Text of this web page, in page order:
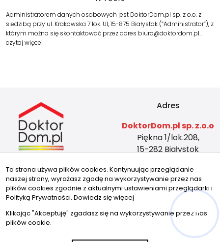
Administratorem danych osobowych jest DoktorDom.pl sp. z o.o. z
siedzibą przy ul. Krakowska 7 lok. U1, 15-875 Białystok (“Administrator”), z
którym można się skontaktować przez adres biuro@doktordom.pl…
czytaj więcej
Adres
DoktorDom.pl sp. z.o.o
Piękna 1/lok.208,
15-282 Białystok
REGON: 524804419
NIP: 5423465588
Kontakt
biuro@doktordom.pl
Znajdziesz nas tu
Ta strona używa plików cookies. Kontynuując przeglądanie
naszej strony, wyrażasz zgodę na wykorzystywanie przez nas
plików cookies zgodnie z aktualnymi ustawieniami przeglądarki i
Polityką Prywatności. Dowiedz się więcej
Klikając "Akceptuję" zgadasz się na wykorzystywanie przez nas
plików cookie.